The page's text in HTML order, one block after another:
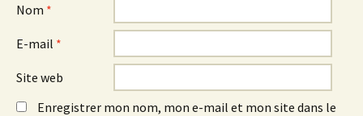
Nom *
E-mail *
Site web
Enregistrer mon nom, mon e-mail et mon site dans le